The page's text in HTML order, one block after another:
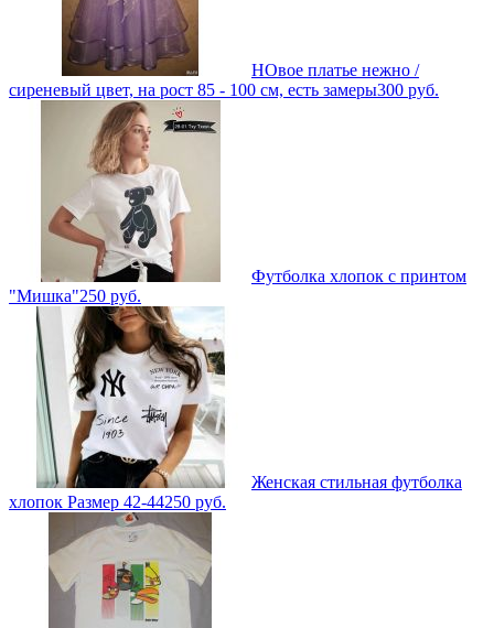
НОвое платье нежно /
сиреневый цвет, на рост 85 - 100 см, есть замеры300 руб.
Футболка хлопок с принтом
"Мишка"250 руб.
Женская стильная футболка
хлопок Размер 42-44250 руб.